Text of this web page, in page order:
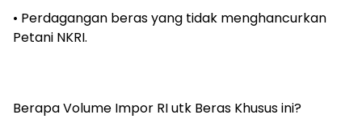
‎• Perdagangan beras yang tidak menghancurkan
Petani NKRI.
‎Berapa Volume Impor RI utk Beras Khusus ini?